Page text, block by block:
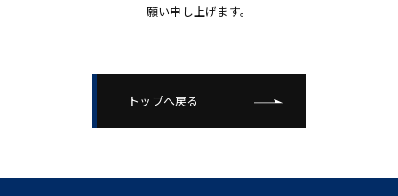
願い申し上げます。
トップへ戻る